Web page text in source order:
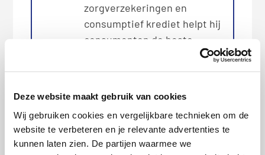
Deze website maakt gebruik van cookies
Wij gebruiken cookies en vergelijkbare technieken om de
website te verbeteren en je relevante advertenties te
kunnen laten zien. De partijen waarmee we
zorgverzekeringen en
consumptief krediet helpt hij
consumenten de beste
keuzes te maken. Hans is
regelmatig te gast bij
expertise te delen. Zo is Hans
vaak bijRadargeweest en
heeft hij zijn visie als expert